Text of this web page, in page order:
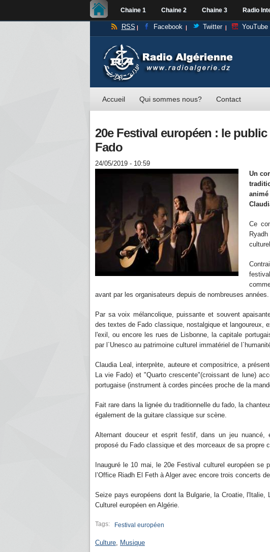
Chaine 1 Chaine 2 Chaine 3 Radio
RSS Facebook Twitter YouTube
Accueil Qui sommes nous? Contact
20e Festival européen : le
Fado
24/05/2019 - 10:59
Un
Ce
avant par les organisateurs depuis de nombreuses années.
Par sa voix mélancolique, puissante et souvent
des textes de Fado classique, nostalgique et langoureux,
l'exil, ou encore les rues de Lisbonne, la capitale
par l`Unesco au patrimoine culturel immatériel de
Claudia Leal, interprète, auteure et compositrice, a
La vie Fado) et "Quarto crescente"(croissant de lune)
portugaise (instrument à cordes pincées proche de la
Fait rare dans la lignée du traditionnelle du fado, la
également de la guitare classique sur scène.
Alternant douceur et esprit festif, dans un jeu
proposé du Fado classique et des morceaux de sa propre
Inauguré le 10 mai, le 20e Festival culturel européen se
l’Office Riadh El Feth à Alger avec encore trois concerts
Seize pays européens dont la Bulgarie, la Croatie, l'Italie,
Culturel européen en Algérie.
Tags: Festival européen
Culture, Musique